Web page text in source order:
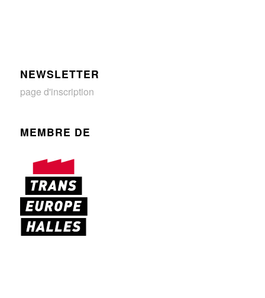
NEWSLETTER
page d'inscription
MEMBRE DE